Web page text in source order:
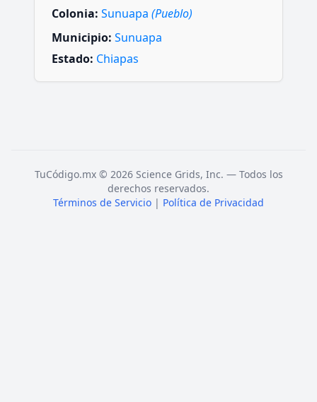
Colonia: Sunuapa (Pueblo)
Municipio: Sunuapa
Estado: Chiapas
TuCódigo.mx © 2026 Science Grids, Inc. — Todos los
derechos reservados.
Términos de Servicio | Política de Privacidad